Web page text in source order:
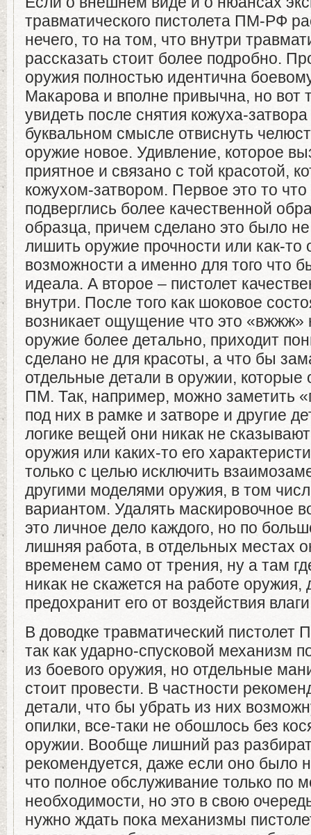
травматического пистолета ПМ-РФ
нечего, то на том, что внутри
рассказать стоит более подробно.
оружия полностью идентична
Макарова и вполне привычна, но вот
увидеть после снятия кожуха-затвора
буквальном смысле отвиснуть
оружие новое. Удивление, которое
приятное и связано с той красотой,
кожухом-затвором. Первое это то
подверглись более качественной
образца, причем сделано это было
лишить оружие прочности или как-то
возможности а именно для того что
идеала. А второе – пистолет
внутри. После того как шоковое
возникает ощущение что это «вжжж»
оружие более детально, приходит
сделано не для красоты, а что бы
отдельные детали в оружии, которые
ПМ. Так, например, можно заметить
под них в рамке и затворе и другие
логике вещей они никак не
оружия или каких-то его
только с целью исключить
другими моделями оружия, в том
вариантом. Удалять маскировочное
это личное дело каждого, но по
лишняя работа, в отдельных местах
временем само от трения, ну а там
никак не скажется на работе оружия,
предохранит его от воздействия
В доводке травматический
так как ударно-спусковой механизм
из боевого оружия, но отдельные
стоит провести. В частности
детали, что бы убрать из них
опилки, все-таки не обошлось без
оружии. Вообще лишний раз
рекомендуется, даже если оно было
что полное обслуживание только по
необходимости, но это в свою
нужно ждать пока механизмы